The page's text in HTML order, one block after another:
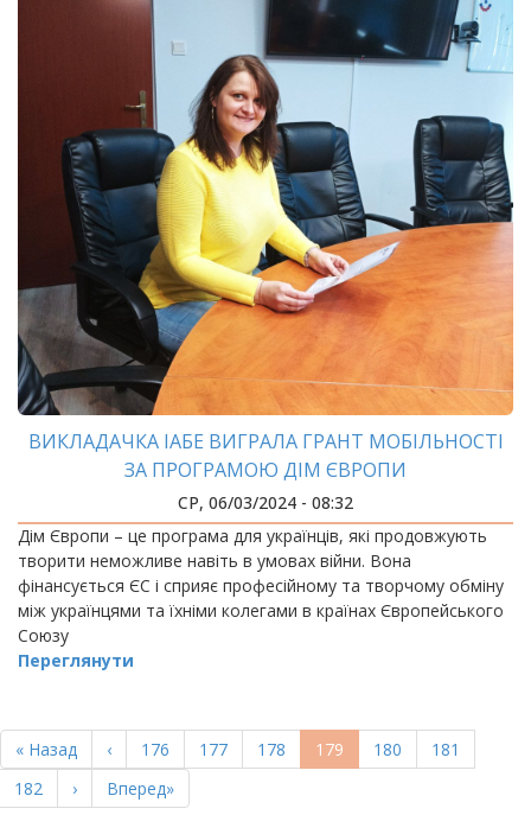
ВИКЛАДАЧКА ІАБЕ ВИГРАЛА ГРАНТ МОБІЛЬНОСТІ
ЗА ПРОГРАМОЮ ДІМ ЄВРОПИ
СР, 06/03/2024 - 08:32
Дім Європи – це програма для українців, які продовжують
творити неможливе навіть в умовах війни. Вона
фінансується ЄС і сприяє професійному та творчому обміну
між українцями та їхніми колегами в країнах Європейського
Союзу
Переглянути
НА
СТОРІНКИ
Перша
сторінка
« Назад
Попередня
сторінка
‹ Page
176 Page
177 Page
178
Поточна
сторінка
179 Page
180 Page
181
Page
182
Наступна
сторінка
›
Остання
сторінка
Вперед»